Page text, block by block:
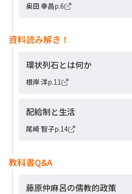
奥田 幸昌p.6
資料読み解き！
環状列石とは何か
根岸 洋p.11
配給制と生活
尾崎 智子p.14
教科書Q&A
藤原仲麻呂の儒教的政策